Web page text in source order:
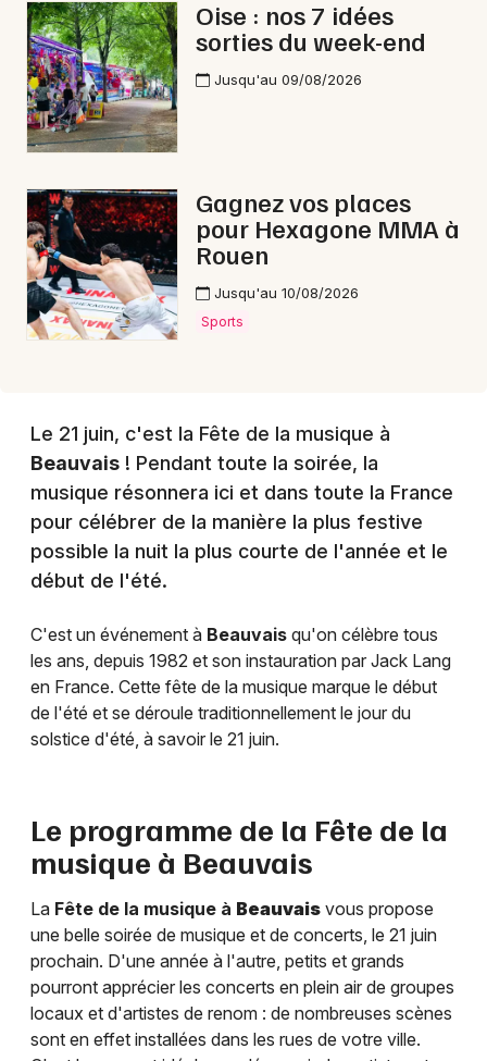
Choisir mes départements
Mon email
Je m'abonne
Oise : nos 7 idées
sorties du week-end
Jusqu'au 09/08/2026
Gagnez vos places
pour Hexagone MMA à
Rouen
Jusqu'au 10/08/2026
Sports
Le 21 juin, c'est la Fête de la musique à
Beauvais ! Pendant toute la soirée, la
musique résonnera ici et dans toute la France
pour célébrer de la manière la plus festive
possible la nuit la plus courte de l'année et le
début de l'été.
C'est un événement à Beauvais qu'on célèbre tous
les ans, depuis 1982 et son instauration par Jack Lang
en France. Cette fête de la musique marque le début
de l'été et se déroule traditionnellement le jour du
solstice d'été, à savoir le 21 juin.
Le programme de la Fête de la
musique à Beauvais
La Fête de la musique à Beauvais vous propose
une belle soirée de musique et de concerts, le 21 juin
prochain. D'une année à l'autre, petits et grands
pourront apprécier les concerts en plein air de groupes
locaux et d'artistes de renom : de nombreuses scènes
sont en effet installées dans les rues de votre ville.